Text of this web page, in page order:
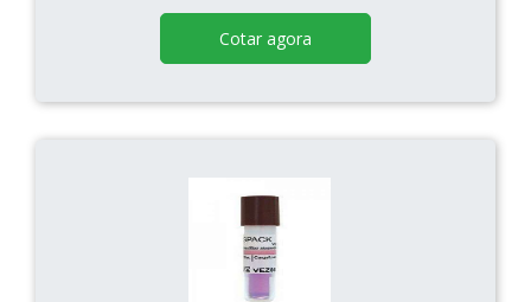
Cotar agora